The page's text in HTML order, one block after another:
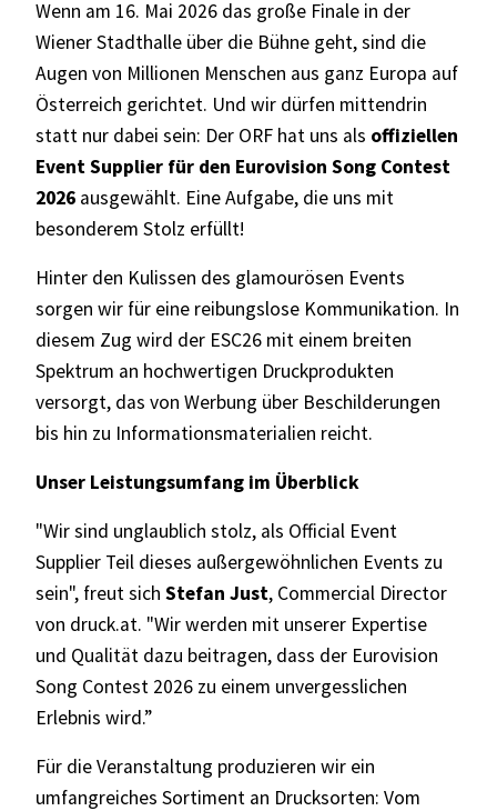
Wenn am 16. Mai 2026 das große Finale in der
Wiener Stadthalle über die Bühne geht, sind die
Augen von Millionen Menschen aus ganz Europa auf
Österreich gerichtet. Und wir dürfen mittendrin
statt nur dabei sein: Der ORF hat uns als offiziellen
Event Supplier für den Eurovision Song Contest
2026 ausgewählt. Eine Aufgabe, die uns mit
besonderem Stolz erfüllt!
Hinter den Kulissen des glamourösen Events
sorgen wir für eine reibungslose Kommunikation. In
diesem Zug wird der ESC26 mit einem breiten
Spektrum an hochwertigen Druckprodukten
versorgt, das von Werbung über Beschilderungen
bis hin zu Informationsmaterialien reicht.
Unser Leistungsumfang im Überblick
"Wir sind unglaublich stolz, als Official Event
Supplier Teil dieses außergewöhnlichen Events zu
sein", freut sich Stefan Just, Commercial Director
von druck.at. "Wir werden mit unserer Expertise
und Qualität dazu beitragen, dass der Eurovision
Song Contest 2026 zu einem unvergesslichen
Erlebnis wird.”
Für die Veranstaltung produzieren wir ein
umfangreiches Sortiment an Drucksorten: Vom